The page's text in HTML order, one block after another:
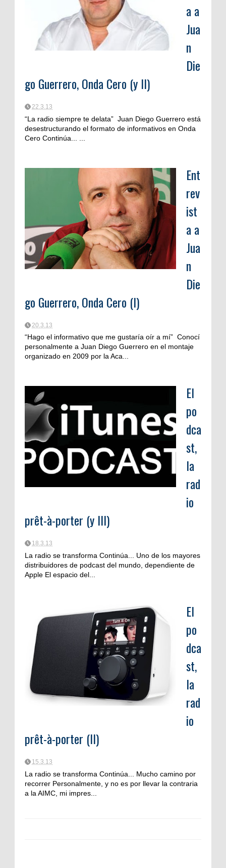
a a
Jua
n
Die
go Guerrero, Onda Cero (y II)
22.3.13
“La radio siempre te delata” Juan Diego Guerrero está
desestructurando el formato de informativos en Onda
Cero Continúa... ...
Ent
rev
ist
a a
Jua
n
Die
go Guerrero, Onda Cero (I)
20.3.13
“Hago el informativo que me gustaría oír a mí” Conocí
personalmente a Juan Diego Guerrero en el montaje
organizado en 2009 por la Aca...
El
po
dca
st,
la
rad
io
prêt-à-porter (y III)
18.3.13
La radio se transforma Continúa... Uno de los mayores
distribuidores de podcast del mundo, dependiente de
Apple El espacio del...
El
po
dca
st,
la
rad
io
prêt-à-porter (II)
15.3.13
La radio se transforma Continúa... Mucho camino por
recorrer Personalmente, y no es por llevar la contraria
a la AIMC, mi impres...